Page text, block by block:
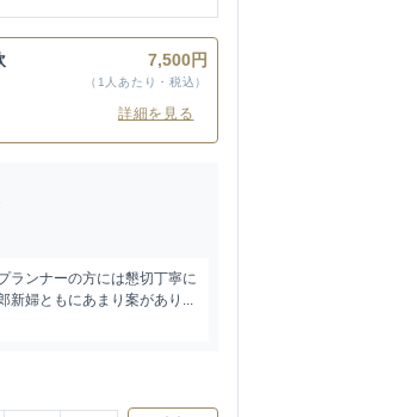
7,500円
（1人あたり・税込）
詳細を見る
ランナーの方には懇切丁寧に
新婦ともにあまり案があり...